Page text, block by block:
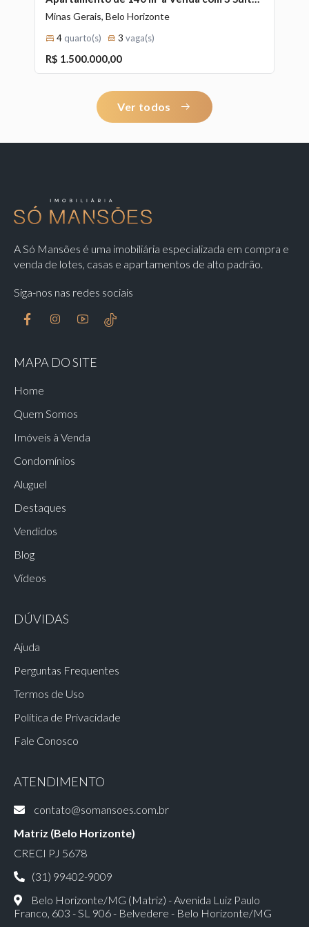
Minas Gerais, Belo Horizonte
4 quarto(s) 3 vaga(s)
R$ 1.500.000,00
2 3 4 5 6
18 19 20
Ver todos
A Só Mansões é uma imobiliária especializada em compra e
venda de lotes, casas e apartamentos de alto padrão.
Siga-nos nas redes sociais
MAPA DO SITE
Home
Quem Somos
Imóveis à Venda
Condomínios
Aluguel
Destaques
Vendidos
Blog
Vídeos
DÚVIDAS
Ajuda
Perguntas Frequentes
Termos de Uso
Política de Privacidade
Fale Conosco
ATENDIMENTO
contato@somansoes.com.br
Matriz (Belo Horizonte)
CRECI PJ 5678
(31) 99402-9009
Belo Horizonte/MG (Matriz) - Avenida Luiz Paulo
Franco, 603 - SL 906 - Belvedere - Belo Horizonte/MG